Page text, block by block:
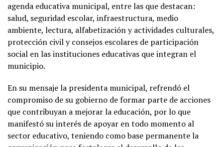
agenda educativa municipal, entre las que destacan:
salud, seguridad escolar, infraestructura, medio
ambiente, lectura, alfabetización y actividades culturales,
protección civil y consejos escolares de participación
social en las instituciones educativas que integran el
municipio.
En su mensaje la presidenta municipal, refrendó el
compromiso de su gobierno de formar parte de acciones
que contribuyan a mejorar la educación, por lo que
manifestó su interés de apoyar en todo momento al
sector educativo, teniendo como base permanente la